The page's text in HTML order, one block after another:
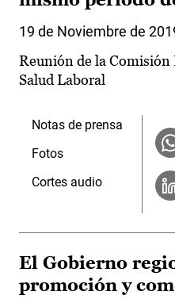
19 de Noviembre de
Reunión de la Comisión
Salud Laboral
Notas de prensa
Fotos
Cortes audio
El Gobierno
promoción y